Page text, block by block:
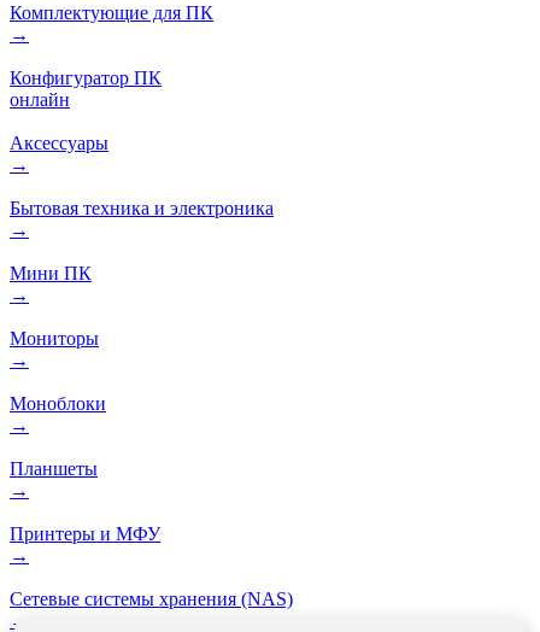
Комплектующие для ПК
→
Конфигуратор ПК
онлайн
Аксессуары
→
Бытовая техника и электроника
→
Мини ПК
→
Мониторы
→
Моноблоки
→
Планшеты
→
Принтеры и МФУ
→
Сетевые системы хранения (NAS)
→